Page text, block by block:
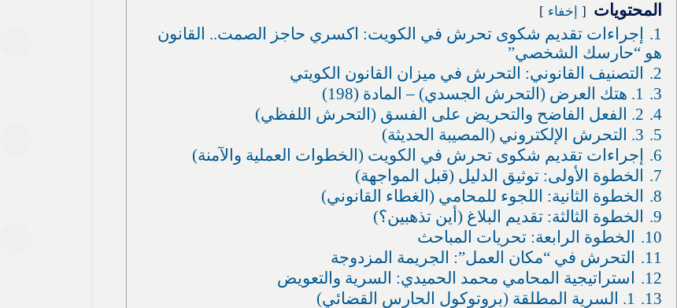
المحتويات إخفاء
1.
إجراءات تقديم شكوى تحرش في الكويت: اكسري حاجز الصمت.. القانون
هو “حارسك الشخصي”
2.
التصنيف القانوني: التحرش في ميزان القانون الكويتي
3.
1. هتك العرض (التحرش الجسدي) – المادة (198)
4. 2. الفعل الفاضح والتحريض على الفسق (التحرش اللفظي)
5.
3. التحرش الإلكتروني (المصيبة الحديثة)
6.
إجراءات تقديم شكوى تحرش في الكويت (الخطوات العملية والآمنة)
7.
الخطوة الأولى: توثيق الدليل (قبل المواجهة)
8.
الخطوة الثانية: اللجوء للمحامي (الغطاء القانوني)
9.
الخطوة الثالثة: تقديم البلاغ (أين تذهبين؟)
10.
الخطوة الرابعة: تحريات المباحث
11.
التحرش في “مكان العمل”: الجريمة المزدوجة
12.
استراتيجية المحامي محمد الحميدي: السرية والتعويض
13.
1. السرية المطلقة (بروتوكول الحارس القضائي)